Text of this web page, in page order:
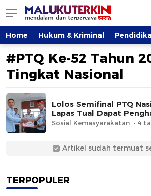
MalukuTerkini.com
Terkini, Mendalam dan Terpercaya
Home Hukum & Kriminal
#PTQ Ke-52 Tahun
Tingkat Nasional
Lolos Semifinal PTQ
Lapas Tual Dapat
Sosial Kemasyarakatan 4
Artikel sudah termuat
TERPOPULER